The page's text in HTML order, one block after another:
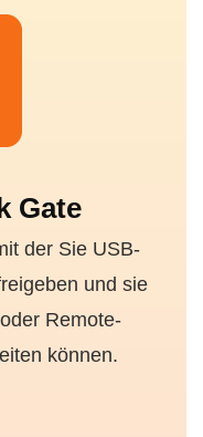
Gate
der Sie USB-
und sie
Remote-
können.